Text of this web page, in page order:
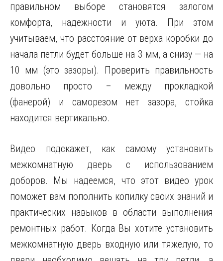
правильном выборе становятся залогом
комфорта, надежности и уюта. При этом
учитываем, что расстояние от верха коробки до
начала петли будет больше на 3 мм, а снизу — на
10 мм (это зазоры). Проверить правильность
довольно просто – между прокладкой
(фанерой) и саморезом нет зазора, стойка
находится вертикально.
Видео подскажет, как самому установить
межкомнатную дверь с использованием
доборов. Мы надеемся, что этот видео урок
поможет вам пополнить копилку своих знаний и
практических навыков в области выполнения
ремонтных работ. Когда Вы хотите установить
межкомнатную дверь входную или тяжелую, то